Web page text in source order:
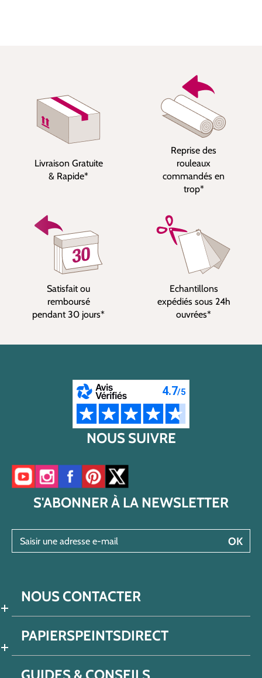
Livraison Gratuite
& Rapide*
Reprise des
rouleaux
commandés en
trop*
Satisfait ou
remboursé
pendant 30 jours*
Echantillons
expédiés sous 24h
ouvrées*
NOUS SUIVRE
Accéder à notre chaîne YouTube
Accéder à notre compte Instagram
Accéder à notre page Facebook
Accéder à notre compte Pinterest
Accéder à notre compte Twitter/X
S'ABONNER À LA NEWSLETTER
OK
NOUS CONTACTER
PAPIERSPEINTSDIRECT